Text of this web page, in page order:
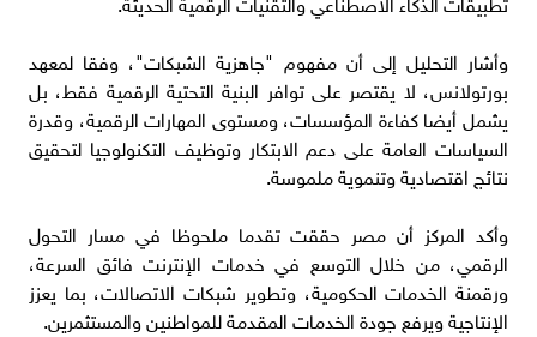
وأشار التحليل إلى أن مفهوم "جاهزية الشبكات"، وفقا لمعهد
بورتولانس، لا يقتصر على توافر البنية التحتية الرقمية فقط، بل
يشمل أيضا كفاءة المؤسسات، ومستوى المهارات الرقمية، وقدرة
السياسات العامة على دعم الابتكار وتوظيف التكنولوجيا لتحقيق
نتائج اقتصادية وتنموية ملموسة.
وأكد المركز أن مصر حققت تقدما ملحوظا في مسار التحول
الرقمي، من خلال التوسع في خدمات الإنترنت فائق السرعة،
ورقمنة الخدمات الحكومية، وتطوير شبكات الاتصالات، بما يعزز
الإنتاجية ويرفع جودة الخدمات المقدمة للمواطنين والمستثمرين.